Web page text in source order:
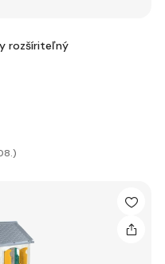
rozšíriteľný